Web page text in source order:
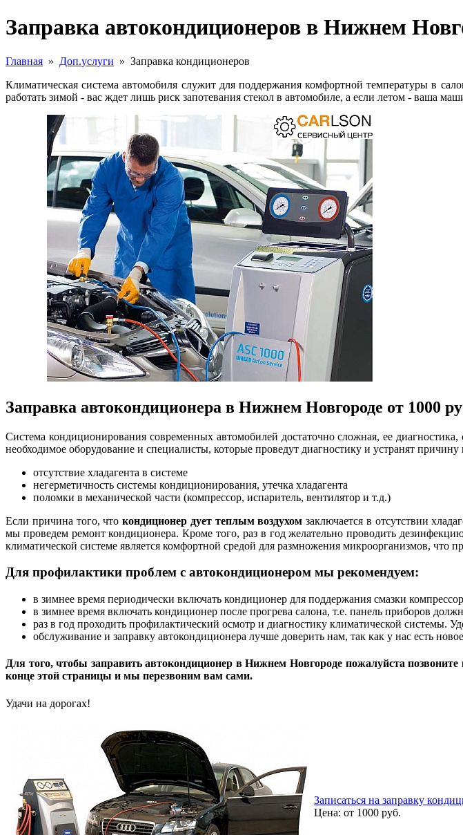
Заправка автокондиционеров в Нижнем
Главная » Доп.услуги » Заправка кондиционеров
Климатическая система автомобиля служит для поддержания комфортной температуры в
работать зимой - вас ждет лишь риск запотевания стекол в автомобиле, а если летом - ваша
Заправка автокондиционера в Нижнем Новгороде от 1000
Система кондиционирования современных автомобилей достаточно сложная, ее
необходимое оборудование и специалисты, которые проведут диагностику и устранят
отсутствие хладагента в системе
негерметичность системы кондиционирования, утечка хладагента
поломки в механической части (компрессор, испаритель, вентилятор и т.д.)
Если причина того, чтокондиционер дует теплым воздухом заключается в отсутствии
мы проведем ремонт кондиционера. Кроме того, раз в год желательно проводить
климатической системе является комфортной средой для размножения микроорганизмов,
Для профилактики проблем с автокондиционером мы рекомендуем:
в зимнее время периодически включать кондиционер для поддержания смазки
в зимнее время включать кондиционер после прогрева салона, т.е. панель приборов
раз в год проходить профилактический осмотр и диагностику климатической системы.
обслуживание и заправку автокондиционера лучше доверить нам, так как у нас есть
Для того, чтобы заправить автокондиционер в Нижнем Новгороде пожалуйста
конце этой страницы и мы перезвоним вам сами.
Удачи на дорогах!
Записаться на заправку
Цена: от 1000 руб.